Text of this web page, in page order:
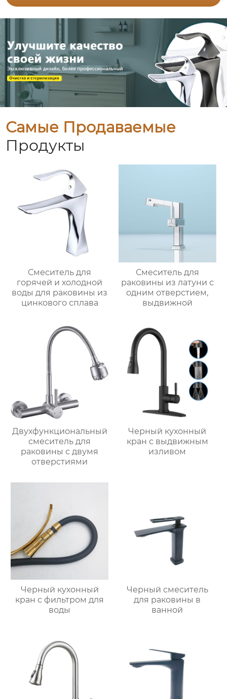
Самые Продаваемые
Продукты
Смеситель для
горячей и холодной
воды для раковины из
цинкового сплава
Смеситель для
раковины из латуни с
одним отверстием,
выдвижной
Двухфункциональный
смеситель для
раковины с двумя
отверстиями
Черный кухонный
кран с выдвижным
изливом
Черный кухонный
кран с фильтром для
воды
Черный смеситель
для раковины в
ванной